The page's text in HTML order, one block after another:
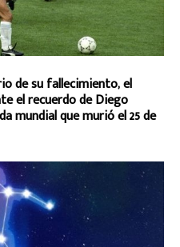
de su fallecimiento, el
el recuerdo de Diego
mundial que murió el 25 de